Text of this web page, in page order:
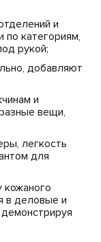
и
по категориям,
рукой;
добавляют
и
вещи,
легкость
для
кожаного
в деловые и